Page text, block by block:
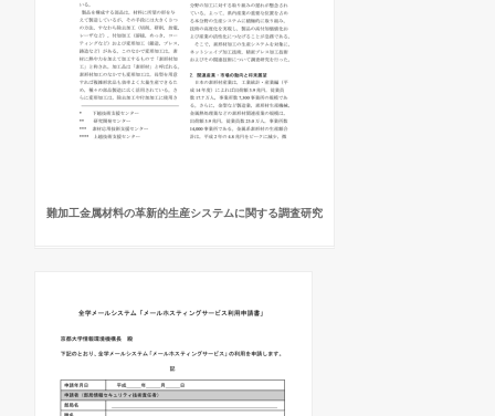
難加工金属材料の革新的生産システムに関する調査研究